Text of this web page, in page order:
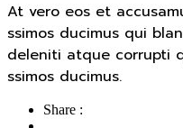
At vero eos et
ssimos ducimus qui
deleniti atque corrupti
ssimos ducimus.
Share :